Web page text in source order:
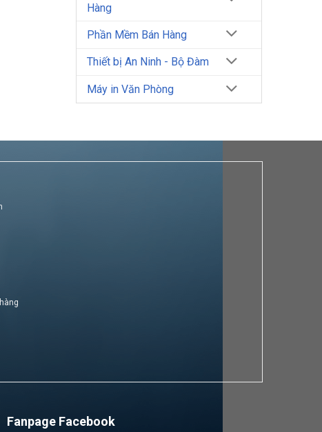
Hàng
Phần Mềm Bán Hàng
Thiết bị An Ninh - Bộ Đàm
Máy in Văn Phòng
Fanpage Facebook